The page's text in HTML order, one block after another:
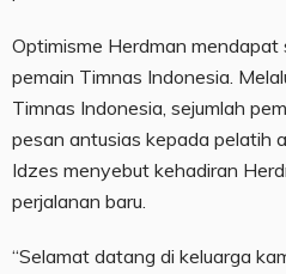
Optimisme Herdman
pemain Timnas Indonesia.
Timnas Indonesia, sejumlah
pesan antusias kepada pelatih
Idzes menyebut kehadiran
perjalanan baru.
“Selamat datang di keluarga